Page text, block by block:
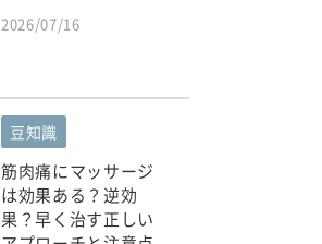
2026/07/16
豆知識
筋肉痛にマッサージ
は効果ある？逆効
果？早く治す正しい